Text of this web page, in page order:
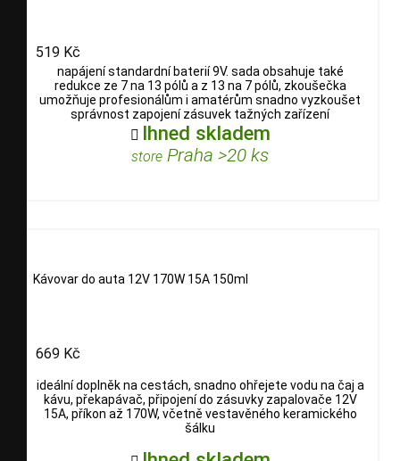
519 Kč
napájení standardní baterií 9V. sada obsahuje také
redukce ze 7 na 13 pólů a z 13 na 7 pólů, zkoušečka
umožňuje profesionálům i amatérům snadno vyzkoušet
správnost zapojení zásuvek tažných zařízení
 Ihned skladem
store Praha >20 ks
Kávovar do auta 12V 170W 15A 150ml
669 Kč
ideální doplněk na cestách, snadno ohřejete vodu na čaj a
kávu, překapávač, připojení do zásuvky zapalovače 12V
15A, příkon až 170W, včetně vestavěného keramického
šálku